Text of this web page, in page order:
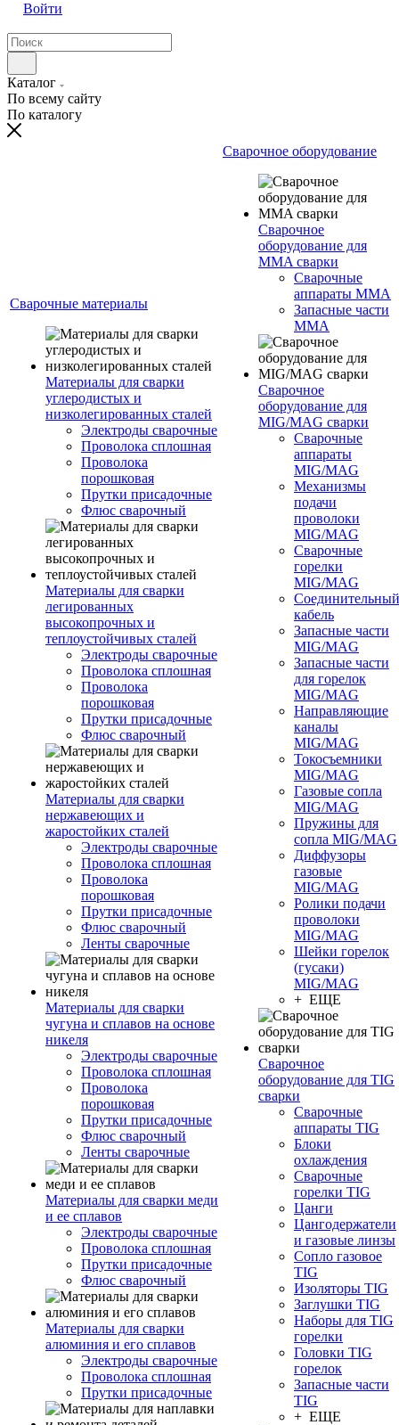
Войти
Каталог
По всему сайту
По каталогу
Сварочные материалы
Материалы для сварки
углеродистых и
низколегированных сталей
Электроды сварочные
Проволока сплошная
Проволока
порошковая
Прутки присадочные
Флюс сварочный
Материалы для сварки
легированных
высокопрочных и
теплоустойчивых сталей
Электроды сварочные
Проволока сплошная
Проволока
порошковая
Прутки присадочные
Флюс сварочный
Материалы для сварки
нержавеющих и
жаростойких сталей
Электроды сварочные
Проволока сплошная
Проволока
порошковая
Прутки присадочные
Флюс сварочный
Ленты сварочные
Материалы для сварки
чугуна и сплавов на основе
никеля
Электроды сварочные
Проволока сплошная
Проволока
порошковая
Прутки присадочные
Флюс сварочный
Ленты сварочные
Материалы для сварки меди
и ее сплавов
Электроды сварочные
Проволока сплошная
Прутки присадочные
Флюс сварочный
Материалы для сварки
алюминия и его сплавов
Электроды сварочные
Проволока сплошная
Прутки присадочные
Сварочное оборудование
Сварочное
оборудование для
MMA сварки
Сварочные
аппараты MMA
Запасные части
MMA
Сварочное
оборудование для
MIG/MAG сварки
Сварочные
аппараты
MIG/MAG
Механизмы
подачи
проволоки
MIG/MAG
Сварочные
горелки
MIG/MAG
Соединительный
кабель
Запасные части
MIG/MAG
Запасные части
для горелок
MIG/MAG
Направляющие
каналы
MIG/MAG
Токосъемники
MIG/MAG
Газовые сопла
MIG/MAG
Пружины для
сопла MIG/MAG
Диффузоры
газовые
MIG/MAG
Ролики подачи
проволоки
MIG/MAG
Шейки горелок
(гусаки)
MIG/MAG
+ ЕЩЕ
Сварочное
оборудование для TIG
сварки
Сварочные
аппараты TIG
Блоки
охлаждения
Сварочные
горелки TIG
Цанги
Цангодержатели
и газовые линзы
Сопло газовое
TIG
Изоляторы TIG
Заглушки TIG
Наборы для TIG
горелки
Головки TIG
горелок
Запасные части
TIG
+ ЕЩЕ